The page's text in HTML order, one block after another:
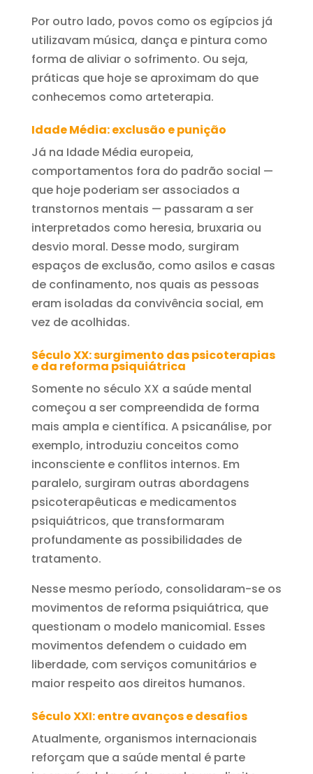
Por outro lado, povos como os egípcios já
utilizavam música, dança e pintura como
forma de aliviar o sofrimento. Ou seja,
práticas que hoje se aproximam do que
conhecemos como arteterapia.
Idade Média: exclusão e punição
Já na Idade Média europeia,
comportamentos fora do padrão social —
que hoje poderiam ser associados a
transtornos mentais — passaram a ser
interpretados como heresia, bruxaria ou
desvio moral. Desse modo, surgiram
espaços de exclusão, como asilos e casas
de confinamento, nos quais as pessoas
eram isoladas da convivência social, em
vez de acolhidas.
Século XX: surgimento das psicoterapias
e da reforma psiquiátrica
Somente no século XX a saúde mental
começou a ser compreendida de forma
mais ampla e científica. A psicanálise, por
exemplo, introduziu conceitos como
inconsciente e conflitos internos. Em
paralelo, surgiram outras abordagens
psicoterapêuticas e medicamentos
psiquiátricos, que transformaram
profundamente as possibilidades de
tratamento.
Nesse mesmo período, consolidaram-se os
movimentos de reforma psiquiátrica, que
questionam o modelo manicomial. Esses
movimentos defendem o cuidado em
liberdade, com serviços comunitários e
maior respeito aos direitos humanos.
Século XXI: entre avanços e desafios
Atualmente, organismos internacionais
reforçam que a saúde mental é parte